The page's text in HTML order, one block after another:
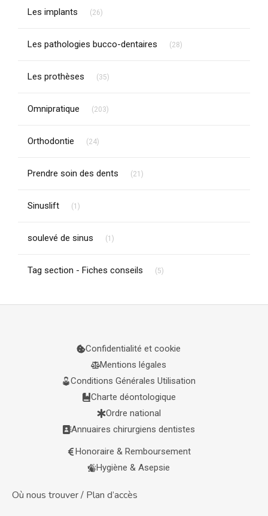
Les implants (26)
Les pathologies bucco-dentaires (28)
Les prothèses (35)
Omnipratique (203)
Orthodontie (24)
Prendre soin des dents (21)
Sinuslift (1)
soulevé de sinus (1)
Tag section - Fiches conseils (5)
Confidentialité et cookie
Mentions légales
Conditions Générales Utilisation
Charte déontologique
Ordre national
Annuaires chirurgiens dentistes
Honoraire & Remboursement
Hygiène & Asepsie
Où nous trouver / Plan d’accès